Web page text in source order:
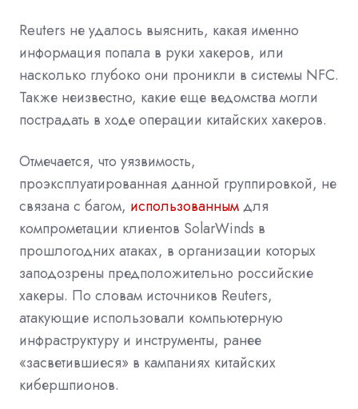
Reuters не удалось выяснить, какая именно
информация попала в руки хакеров, или
насколько глубоко они проникли в системы NFC.
Также неизвестно, какие еще ведомства могли
пострадать в ходе операции китайских хакеров.
Отмечается, что уязвимость,
проэксплуатированная данной группировкой, не
связана с багом, использованнымдля
компрометации клиентов SolarWinds в
прошлогодних атаках, в организации которых
заподозрены предположительно российские
хакеры. По словам источников Reuters,
атакующие использовали компьютерную
инфраструктуру и инструменты, ранее
«засветившиеся» в кампаниях китайских
кибершпионов.